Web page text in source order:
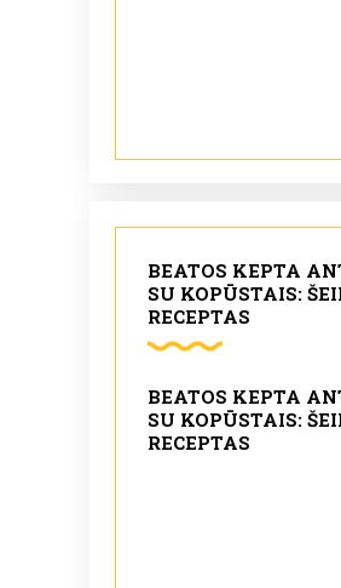
BEATOS KEPTA
SU KOPŪSTAIS:
RECEPTAS
BEATOS KEPTA
SU KOPŪSTAIS:
RECEPTAS